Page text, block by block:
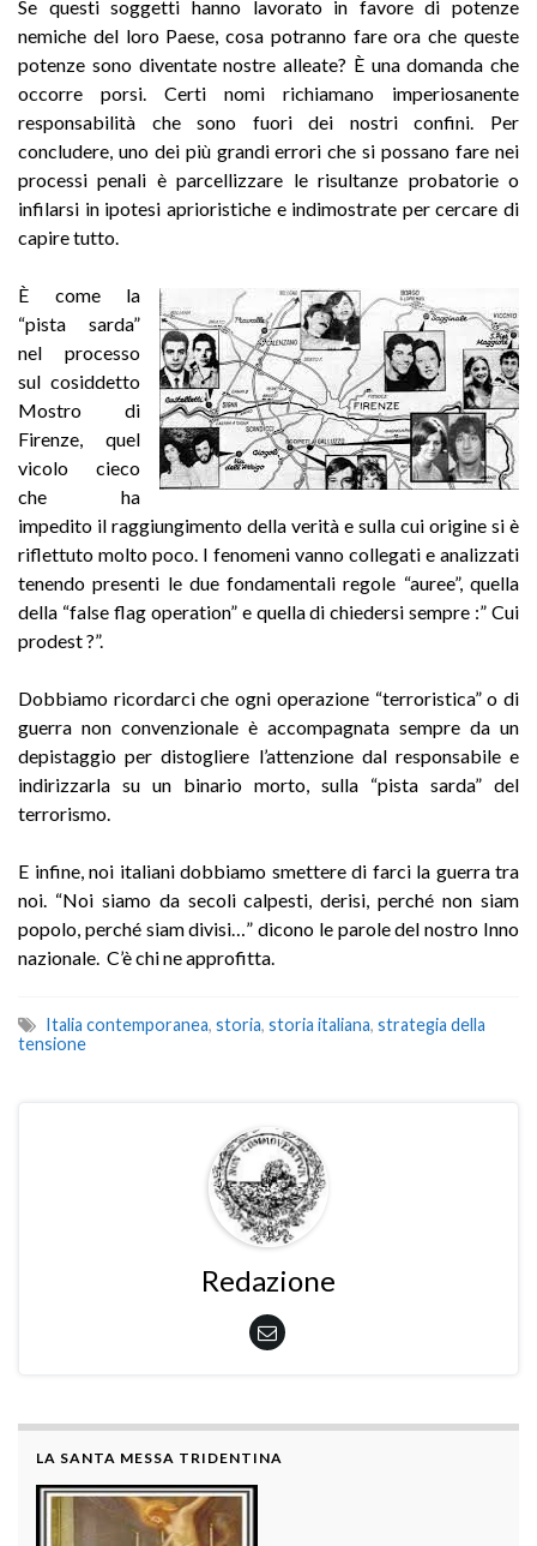
Se questi soggetti hanno lavorato in favore di potenze
nemiche del loro Paese, cosa potranno fare ora che queste
potenze sono diventate nostre alleate? È una domanda che
occorre porsi. Certi nomi richiamano imperiosanente
responsabilità che sono fuori dei nostri confini. Per
concludere, uno dei più grandi errori che si possano fare nei
processi penali è parcellizzare le risultanze probatorie o
infilarsi in ipotesi aprioristiche e indimostrate per cercare di
capire tutto.
È come la
“pista sarda”
nel processo
sul cosiddetto
Mostro di
Firenze, quel
vicolo cieco
che ha
impedito il raggiungimento della verità e sulla cui origine si è
riflettuto molto poco. I fenomeni vanno collegati e analizzati
tenendo presenti le due fondamentali regole “auree”, quella
della “false flag operation” e quella di chiedersi sempre :” Cui
prodest ?”.
Dobbiamo ricordarci che ogni operazione “terroristica” o di
guerra non convenzionale è accompagnata sempre da un
depistaggio per distogliere l’attenzione dal responsabile e
indirizzarla su un binario morto, sulla “pista sarda” del
terrorismo.
E infine, noi italiani dobbiamo smettere di farci la guerra tra
noi. “Noi siamo da secoli calpesti, derisi, perché non siam
popolo, perché siam divisi…” dicono le parole del nostro Inno
nazionale. C’è chi ne approfitta.
Italia contemporanea, storia, storia italiana, strategia della
tensione
Redazione
LA SANTA MESSA TRIDENTINA